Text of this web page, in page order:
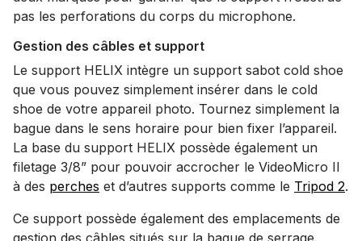
pas les perforations du corps du microphone.
Gestion des câbles et support
Le support HELIX intègre un support sabot cold shoe
que vous pouvez simplement insérer dans le cold
shoe de votre appareil photo. Tournez simplement la
bague dans le sens horaire pour bien fixer l’appareil.
La base du support HELIX possède également un
filetage 3/8” pour pouvoir accrocher le VideoMicro II
à des perches et d’autres supports comme le Tripod 2.
Ce support possède également des emplacements de